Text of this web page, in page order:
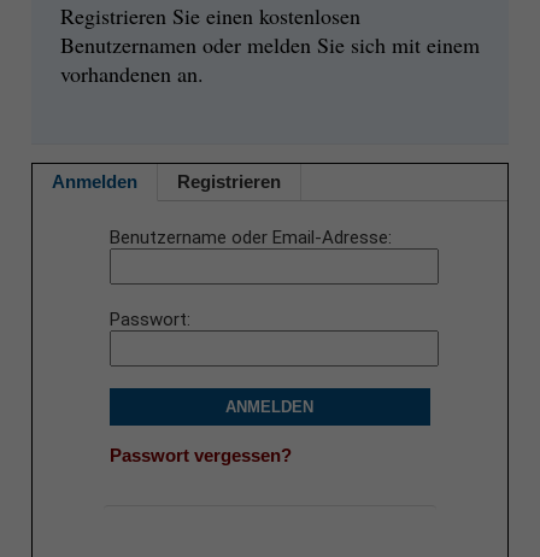
Registrieren Sie einen kostenlosen
Benutzernamen oder melden Sie sich mit einem
vorhandenen an.
Anmelden Registrieren
Benutzername oder Email-Adresse
Passwort
ANMELDEN
Passwort vergessen?